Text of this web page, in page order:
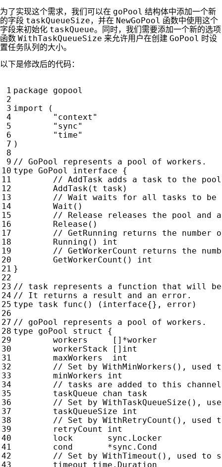
为了实现这个需求，我们可以在 goPool 结构体中添加一个新
的字段 taskQueueSize，并在 NewGoPool 函数中使用这个
字段来初始化 taskQueue。同时，我们需要添加一个新的选项
函数 WithTaskQueueSize 来允许用户在创建 GoPool 时设
置任务队列的大小。
以下是修改后的代码：
package
gopool
import
(
"context"
"sync"
"time"
)
type GoPool interface
{
AddTask ( t task )
Wait ()
Release ()
Running ()
int
GetWorkerCount ()
int
}
type
task func () ( interface{}, error )
type
goPool struct
{
workers
[] *worker
workerStack
[] int
maxWorkers
int
minWorkers
int
taskQueue
chan
task
taskQueueSize
int
retryCount
int
lock
sync . Locker
cond
*sync . Cond
timeout
time . Duration